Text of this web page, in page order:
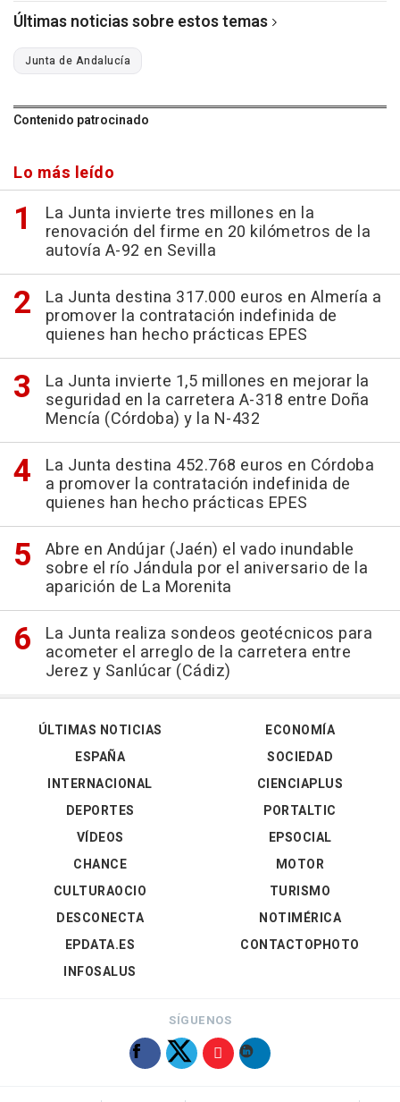
Últimas noticias sobre estos temas
Junta de Andalucía
Contenido patrocinado
Lo más leído
La Junta invierte tres millones en la
renovación del firme en 20 kilómetros de la
autovía A-92 en Sevilla
La Junta destina 317.000 euros en Almería a
promover la contratación indefinida de
quienes han hecho prácticas EPES
La Junta invierte 1,5 millones en mejorar la
seguridad en la carretera A-318 entre Doña
Mencía (Córdoba) y la N-432
La Junta destina 452.768 euros en Córdoba
a promover la contratación indefinida de
quienes han hecho prácticas EPES
Abre en Andújar (Jaén) el vado inundable
sobre el río Jándula por el aniversario de la
aparición de La Morenita
La Junta realiza sondeos geotécnicos para
acometer el arreglo de la carretera entre
Jerez y Sanlúcar (Cádiz)
ÚLTIMAS NOTICIAS
ESPAÑA
INTERNACIONAL
DEPORTES
VÍDEOS
ECONOMÍA
SOCIEDAD
CIENCIAPLUS
PORTALTIC
EPSOCIAL
CHANCE
CULTURAOCIO
DESCONECTA
EPDATA.ES
INFOSALUS
MOTOR
TURISMO
NOTIMÉRICA
CONTACTOPHOTO
SÍGUENOS